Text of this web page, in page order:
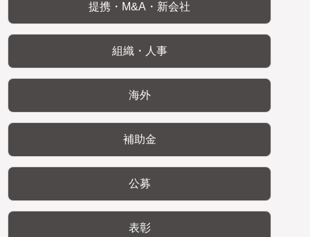
提携・M&A・新会社
組織・人事
海外
補助金
公募
表彰